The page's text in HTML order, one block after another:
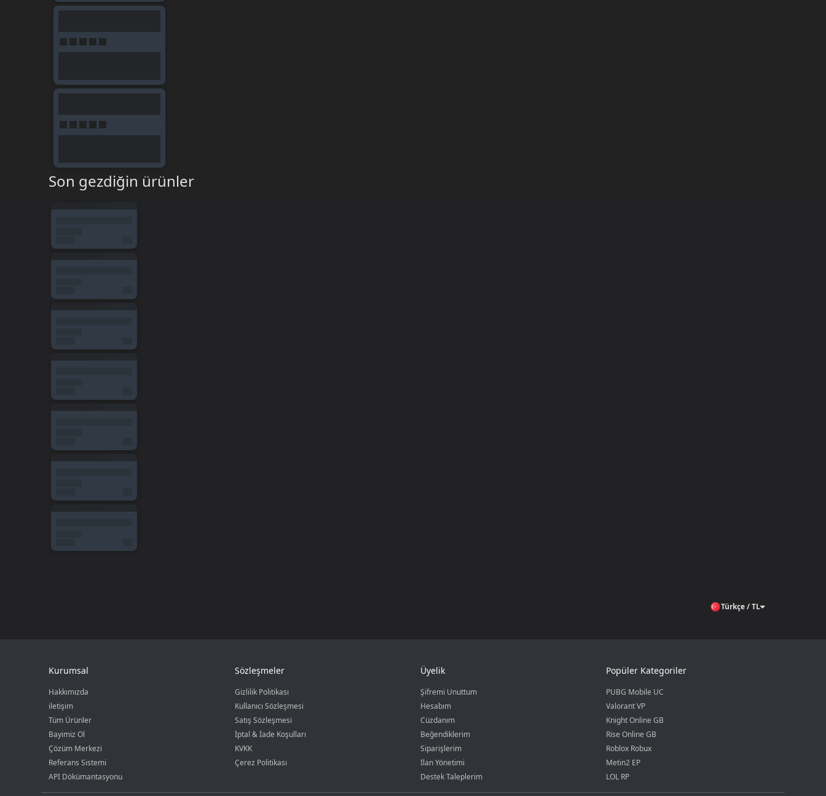
Son gezdiğin ürünler
Türkçe / TL
Kurumsal
Hakkımızda
iletişim
Tüm Ürünler
Bayimiz Ol
Çözüm Merkezi
Referans Sistemi
API Dökümantasyonu
Sözleşmeler
Gizlilik Politikası
Kullanıcı Sözleşmesi
Satış Sözleşmesi
İptal & İade Koşulları
KVKK
Çerez Politikası
Üyelik
Şifremi Unuttum
Hesabım
Cüzdanım
Beğendiklerim
Siparişlerim
İlan Yönetimi
Destek Taleplerim
Popüler Kategoriler
PUBG Mobile UC
Valorant VP
Knight Online GB
Rise Online GB
Roblox Robux
Metin2 EP
LOL RP